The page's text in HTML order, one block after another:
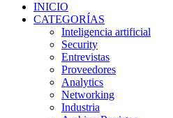
INICIO
CATEGORÍAS
Inteligencia artificial
Security
Entrevistas
Proveedores
Analytics
Networking
Industria